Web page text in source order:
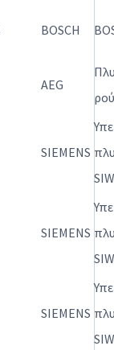
BOSCH
AEG
SIEMENS
SIEMENS
SIEMENS